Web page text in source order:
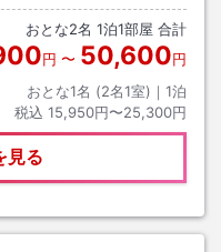
おとな2名 1泊1部屋 合計
円 〜 50,600円
おとな1名 (2名1室)｜ 1泊
税込 15,950円〜25,300円
見る